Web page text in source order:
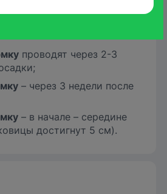
период
проводят через 2-3
– через 3 недели после
– в начале – середине
достигнут 5 см).